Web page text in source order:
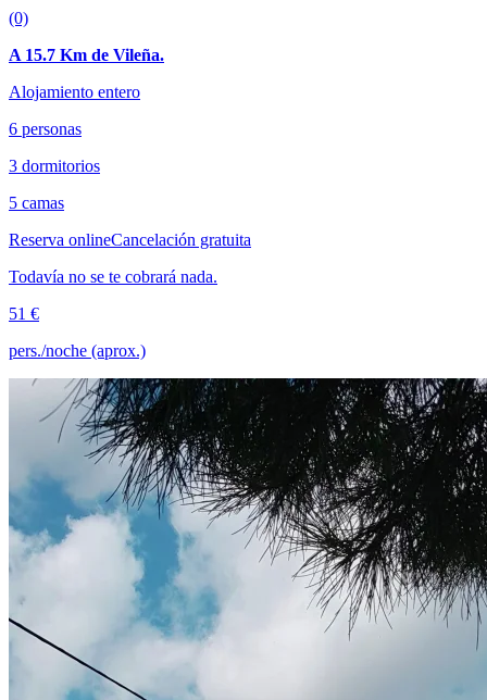
(0)
A 15.7 Km de Vileña.
Alojamiento entero
6 personas
3 dormitorios
5 camas
Reserva onlineCancelación gratuita
Todavía no se te cobrará nada.
51 €
pers./noche (aprox.)